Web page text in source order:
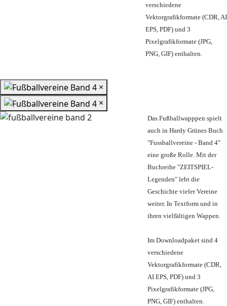
verschiedene
Vektorgrafikformate (CDR, AI
EPS, PDF) und 3
Pixelgrafikformate (JPG,
PNG, GIF) enthalten.
×
×
Das Fußballwapppen spielt
auch in Hardy Grünes Buch
"Fussballvereine - Band 4"
eine große Rolle. Mit der
Buchreihe "ZEITSPIEL-
Legenden" lebt die
Geschichte vieler Vereine
weiter. In Textform und in
ihren vielfältigen Wappen.
Im Downloadpaket sind 4
verschiedene
Vektorgrafikformate (CDR,
AI EPS, PDF) und 3
Pixelgrafikformate (JPG,
PNG, GIF) enthalten.